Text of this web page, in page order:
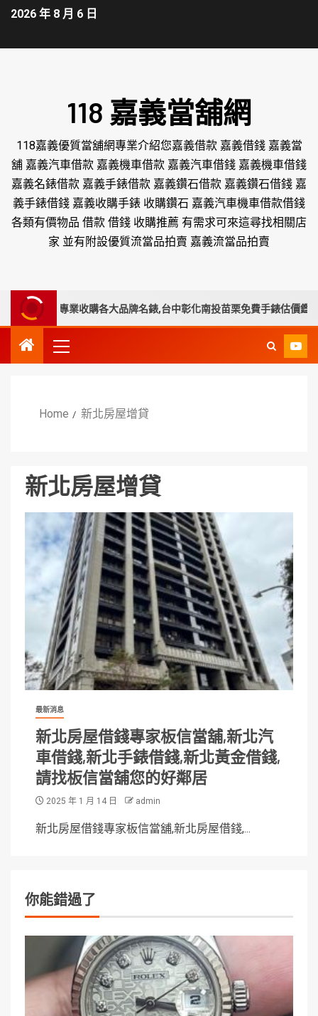
2026 年 8 月 6 日
118 嘉義當舖網
118嘉義優質當舖網專業介紹您嘉義借款 嘉義借錢 嘉義當
舖 嘉義汽車借款 嘉義機車借款 嘉義汽車借錢 嘉義機車借錢
嘉義名錶借款 嘉義手錶借款 嘉義鑽石借款 嘉義鑽石借錢 嘉
義手錶借錢 嘉義收購手錶 收購鑽石 嘉義汽車機車借款借錢
各類有價物品 借款 借錢 收購推薦 有需求可來這尋找相關店
家 並有附設優質流當品拍賣 嘉義流當品拍賣
業店家,專業收購各大品牌名錶,台中彰化南投苗栗免費手錶估價鑑定
Home 新北房屋增貸
新北房屋增貸
最新消息
新北房屋借錢專家板信當舖,新北汽
車借錢,新北手錶借錢,新北黃金借錢,
請找板信當舖您的好鄰居
2025 年 1 月 14 日 admin
新北房屋借錢專家板信當舖,新北房屋借錢,...
你能錯過了